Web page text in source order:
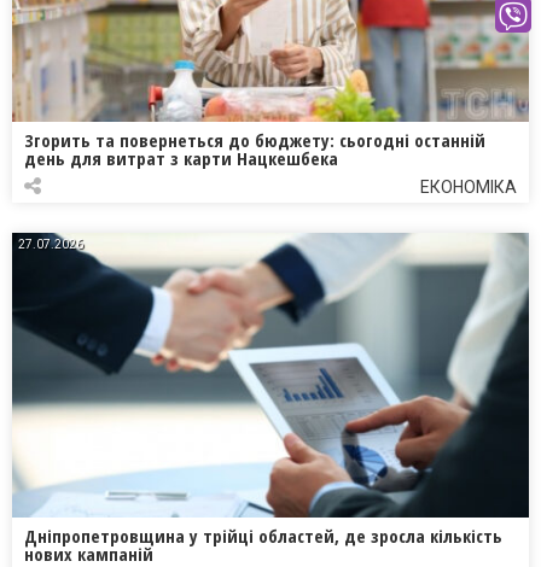
Згорить та повернеться до бюджету: сьогодні останній
день для витрат з карти Нацкешбека
ЕКОНОМІКА
27.07.2026
Дніпропетровщина у трійці областей, де зросла кількість
нових кампаній